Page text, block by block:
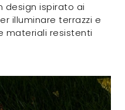
design ispirato ai
illuminare terrazzi e
materiali resistenti